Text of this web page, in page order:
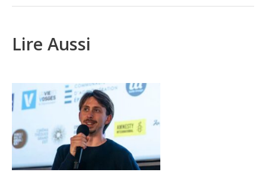
Lire Aussi